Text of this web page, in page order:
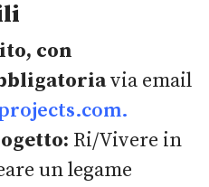
con
via email
.
Ri/Vivere in
un legame